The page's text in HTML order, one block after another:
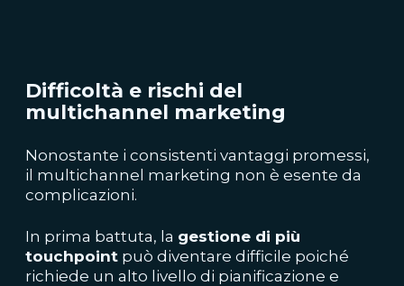
Difficoltà e rischi del
multichannel marketing
Nonostante i consistenti vantaggi promessi,
il multichannel marketing non è esente da
complicazioni.
In prima battuta, la gestione di più
touchpoint può diventare difficile poiché
richiede un alto livello di pianificazione e